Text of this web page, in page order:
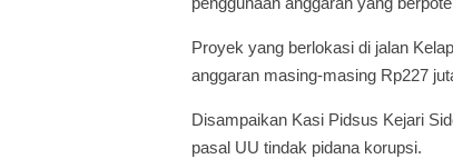
Proyek yang berlokasi di jalan
anggaran masing-masing Rp227
Disampaikan Kasi Pidsus Kejari
pasal UU tindak pidana korupsi.